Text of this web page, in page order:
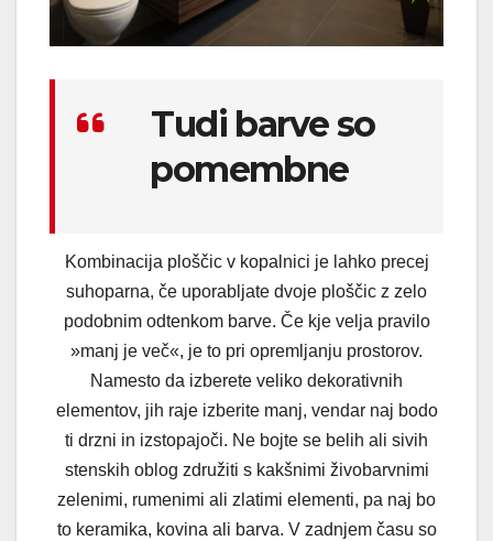
Tudi barve so
pomembne
Kombinacija ploščic v kopalnici je lahko precej
suhoparna, če uporabljate dvoje ploščic z zelo
podobnim odtenkom barve. Če kje velja pravilo
»manj je več«, je to pri opremljanju prostorov.
Namesto da izberete veliko dekorativnih
elementov, jih raje izberite manj, vendar naj bodo
ti drzni in izstopajoči. Ne bojte se belih ali sivih
stenskih oblog združiti s kakšnimi živobarvnimi
zelenimi, rumenimi ali zlatimi elementi, pa naj bo
to keramika, kovina ali barva. V zadnjem času so